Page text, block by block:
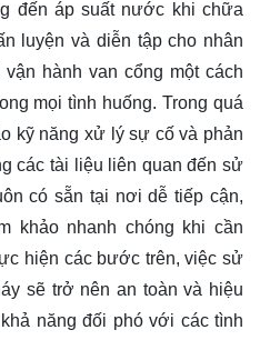
đến áp suất nước khi chữa
luyện và diễn tập cho nhân
hành van cổng một cách
mọi tình huống. Trong quá
kỹ năng xử lý sự cố và phản
các tài liệu liên quan đến sử
có sẵn tại nơi dễ tiếp cận,
khảo nhanh chóng khi cần
hiện các bước trên, việc sử
sẽ trở nên an toàn và hiệu
năng đối phó với các tình